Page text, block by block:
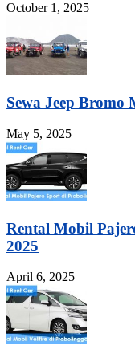
October 1, 2025
Sewa Jeep Bromo
May 5, 2025
Rental Mobil
2025
April 6, 2025